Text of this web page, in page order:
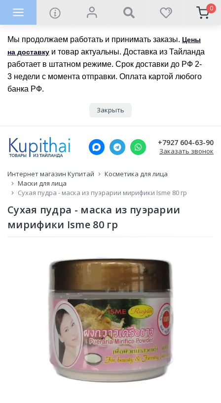
Мы продолжаем работать и принимать заказы. Цены
на доставку и товар актуальны. Доставка из Тайланда
работает в штатном режиме. Срок доставки до РФ 2-
3 недели с момента отправки. Оплата картой любого
банка РФ.
Закрыть
0
+7927 604-63-90
Заказать звонок
Интернет магазин Купитай
Косметика для лица
Маски для лица
Сухая пудра - маска из пуэрарии мирифики Isme 80 гр
Сухая пудра - маска из пуэрарии
мирифики Isme 80 гр